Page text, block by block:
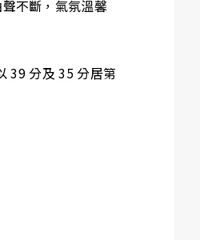
不斷，氣氛溫馨
39 分及 35 分居第